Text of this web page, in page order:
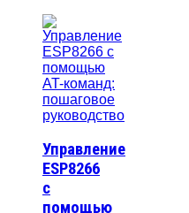
Управление
ESP8266
с
помощью